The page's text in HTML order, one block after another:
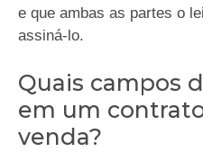
e que ambas as partes o
assiná-lo.
Quais campos
em um
venda?